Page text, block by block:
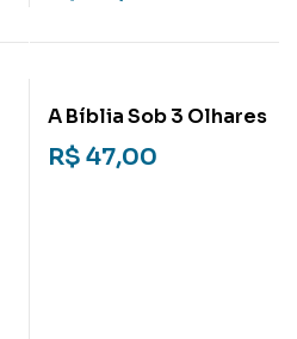
A Bíblia Sob 3 Olhares
R$ 47,00